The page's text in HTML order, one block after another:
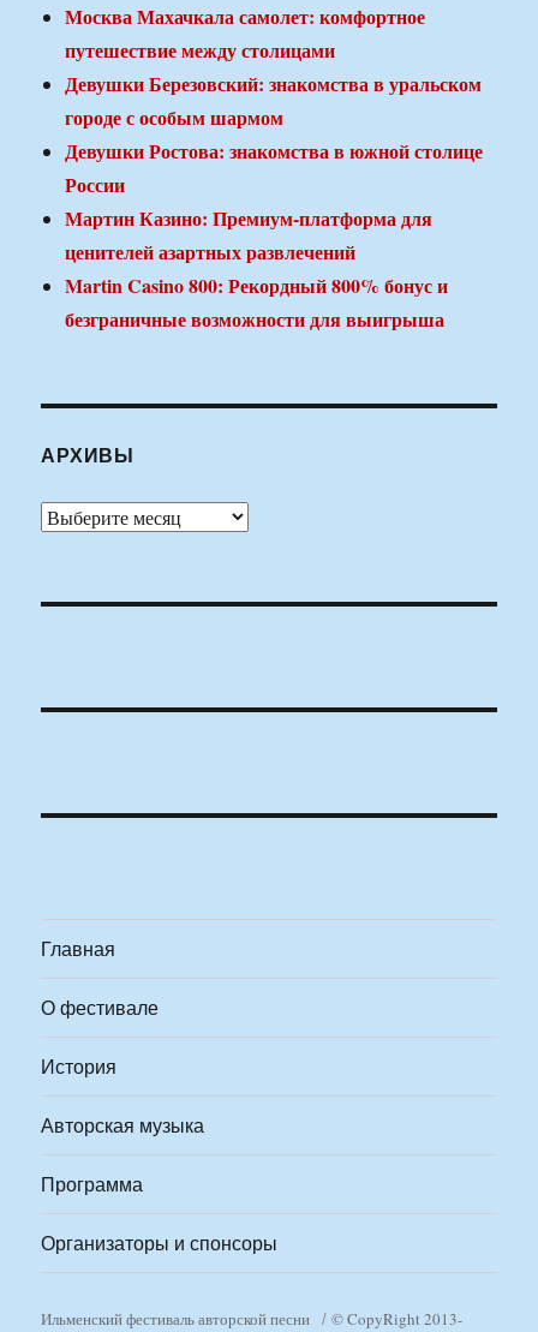
Москва Махачкала самолет: комфортное
путешествие между столицами
Девушки Березовский: знакомства в уральском
городе с особым шармом
Девушки Ростова: знакомства в южной столице
России
Мартин Казино: Премиум-платформа для
ценителей азартных развлечений
Martin Casino 800: Рекордный 800% бонус и
безграничные возможности для выигрыша
АРХИВЫ
Архивы
Главная
О фестивале
История
Авторская музыка
Программа
Организаторы и спонсоры
Ильменский фестиваль авторской песни © CopyRight 2013-